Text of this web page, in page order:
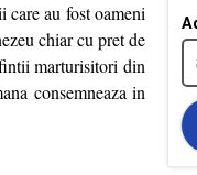
au fost oameni
chiar cu pret de
marturisitori din
consemneaza in